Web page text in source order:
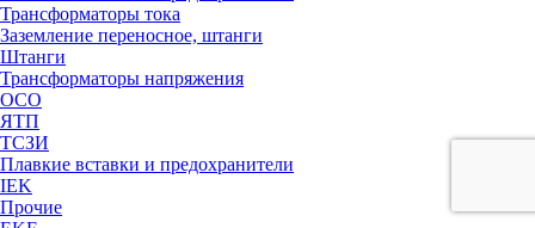
Трансформаторы тока
Заземление переносное, штанги
Штанги
Трансформаторы напряжения
ОСО
ЯТП
ТСЗИ
Плавкие вставки и предохранители
IEK
Прочие